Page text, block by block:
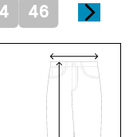
46